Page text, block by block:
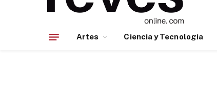
Artes Ciencia y Tecnologia